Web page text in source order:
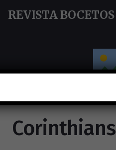
REVISTA BOCETOS
Corinthians